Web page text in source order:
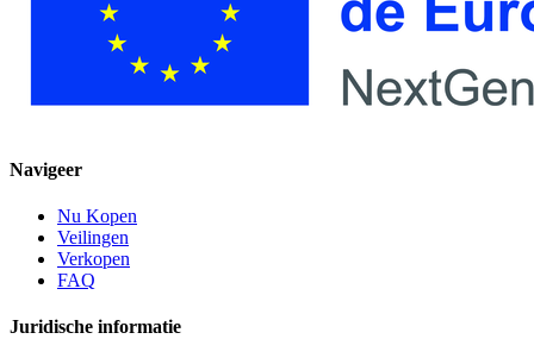
Navigeer
Nu Kopen
Veilingen
Verkopen
FAQ
Juridische informatie